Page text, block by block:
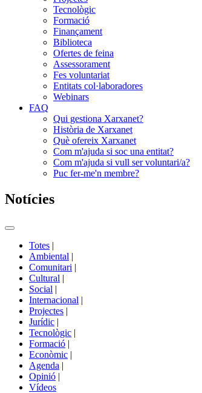
Tecnològic
Formació
Finançament
Biblioteca
Ofertes de feina
Assessorament
Fes voluntariat
Entitats col·laboradores
Webinars
FAQ
Qui gestiona Xarxanet?
Història de Xarxanet
Què ofereix Xarxanet
Com m'ajuda si soc una entitat?
Com m'ajuda si vull ser voluntari/a?
Puc fer-me'n membre?
Notícies
Commutador
portals
Totes |
Ambiental |
Comunitari |
Cultural |
Social |
Internacional |
Projectes |
Jurídic |
Tecnològic |
Formació |
Econòmic |
Agenda |
Opinió |
Vídeos